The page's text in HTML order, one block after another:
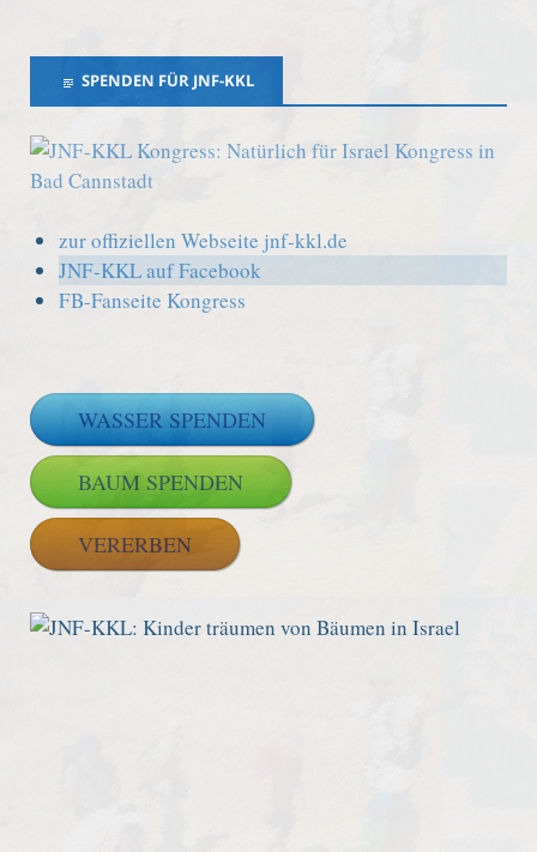
SPENDEN FÜR JNF-KKL
zur offiziellen Webseite jnf-kkl.de
JNF-KKL auf Facebook
FB-Fanseite Kongress
WASSER SPENDEN
BAUM SPENDEN
VERERBEN